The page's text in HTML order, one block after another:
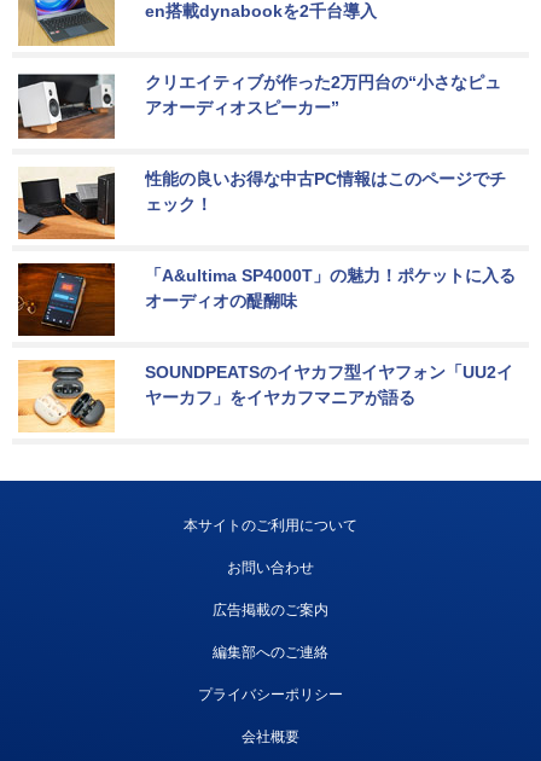
en搭載dynabookを2千台導入
クリエイティブが作った2万円台の“小さなピュ
アオーディオスピーカー”
性能の良いお得な中古PC情報はこのページでチ
ェック！
「A&ultima SP4000T」の魅力！ポケットに入る
オーディオの醍醐味
SOUNDPEATSのイヤカフ型イヤフォン「UU2イ
ヤーカフ」をイヤカフマニアが語る
本サイトのご利用について
お問い合わせ
広告掲載のご案内
編集部へのご連絡
プライバシーポリシー
会社概要